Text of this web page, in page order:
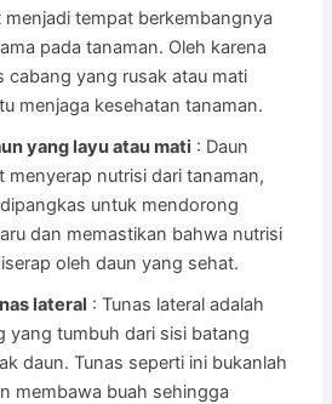
menjadi tempat berkembangnya
pada tanaman. Oleh karena
cabang yang rusak atau mati
menjaga kesehatan tanaman.
yang layu atau mati : Daun
menyerap nutrisi dari tanaman,
untuk mendorong
dan memastikan bahwa nutrisi
oleh daun yang sehat.
lateral : Tunas lateral adalah
yang tumbuh dari sisi batang
daun. Tunas seperti ini bukanlah
membawa buah sehingga